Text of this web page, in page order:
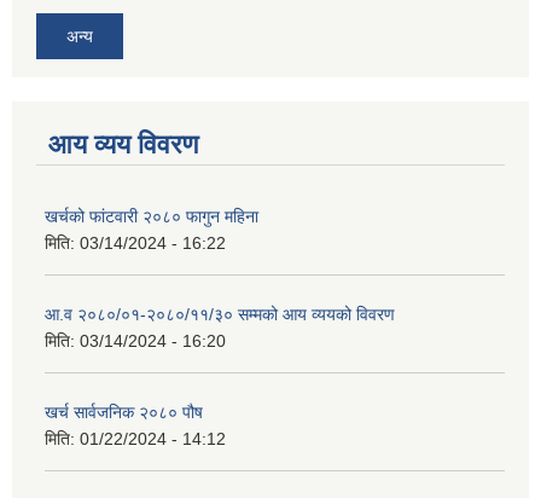
अन्य
आय व्यय विवरण
खर्चको फांटवारी २०८० फागुन महिना
मिति: 03/14/2024 - 16:22
आ.व २०८०/०१-२०८०/११/३० सम्मको आय व्ययको विवरण
मिति: 03/14/2024 - 16:20
खर्च सार्वजनिक २०८० पौष
मिति: 01/22/2024 - 14:12